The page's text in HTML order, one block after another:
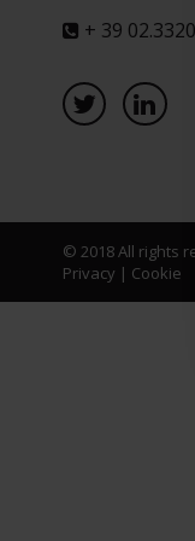
+ 39
© 2018 All rights
Privacy | Cookie